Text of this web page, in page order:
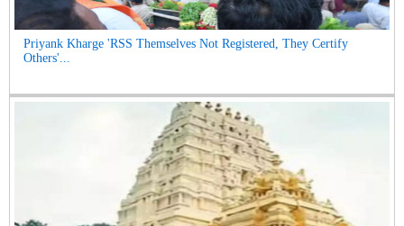
Priyank Kharge 'RSS Themselves Not Registered, They Certify
Others'...